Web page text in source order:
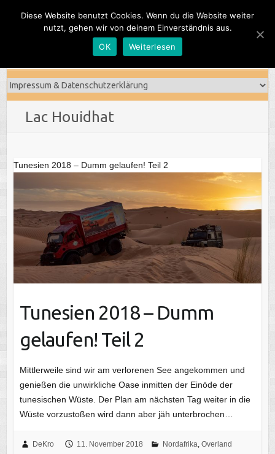
Lac Houidhat
Tunesien 2018 – Dumm gelaufen! Teil 2
Tunesien 2018 – Dumm
gelaufen! Teil 2
Mittlerweile sind wir am verlorenen See angekommen und
genießen die unwirkliche Oase inmitten der Einöde der
tunesischen Wüste. Der Plan am nächsten Tag weiter in die
Wüste vorzustoßen wird dann aber jäh unterbrochen…
DeKro 11. November 2018 Nordafrika, Overland
Diese Website benutzt Cookies. Wenn du die Website weiter
nutzt, gehen wir von deinem Einverständnis aus.
OK
Weiterlesen